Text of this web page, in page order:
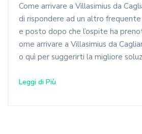
Come arrivare a Villasimius da
di rispondere ad un altro
e posto dopo che l’ospite ha
ome arrivare a Villasimius da
o quì per suggerirti la migliore
Leggi di Più